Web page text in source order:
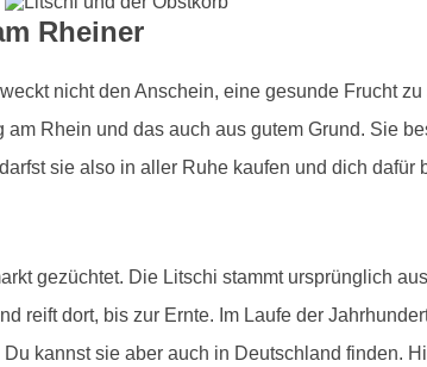
Rheiner
nicht den Anschein, eine gesunde Frucht
Rhein und das auch aus gutem Grund. Sie
sie also in aller Ruhe kaufen und dich dafür
gezüchtet. Die Litschi stammt ursprünglich
reift dort, bis zur Ernte. Im Laufe der
kannst sie aber auch in Deutschland finden.